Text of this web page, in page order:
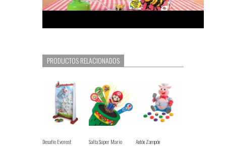
PRODUCTOS RELACIONADOS
Desafío Everest Salta Super Mario Antón Zampón